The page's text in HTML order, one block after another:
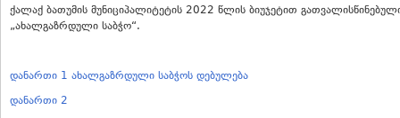
ქალაქ ბათუმის მუნიციპალიტეტის 2022 წლის ბიუჯეტით
„ახალგაზრდული საბჭო“.
დანართი 1 ახალგაზრდული საბჭოს დებულება
დანართი 2